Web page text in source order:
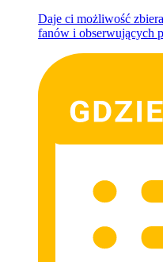
Daje ci możliwość
fanów i obserwujących